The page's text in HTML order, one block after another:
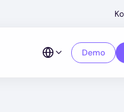
Demo